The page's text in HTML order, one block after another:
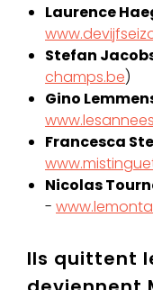
Laurence
Stefan
champs.be)
Gino
Francesca
Nicolas
-
Ils quittent